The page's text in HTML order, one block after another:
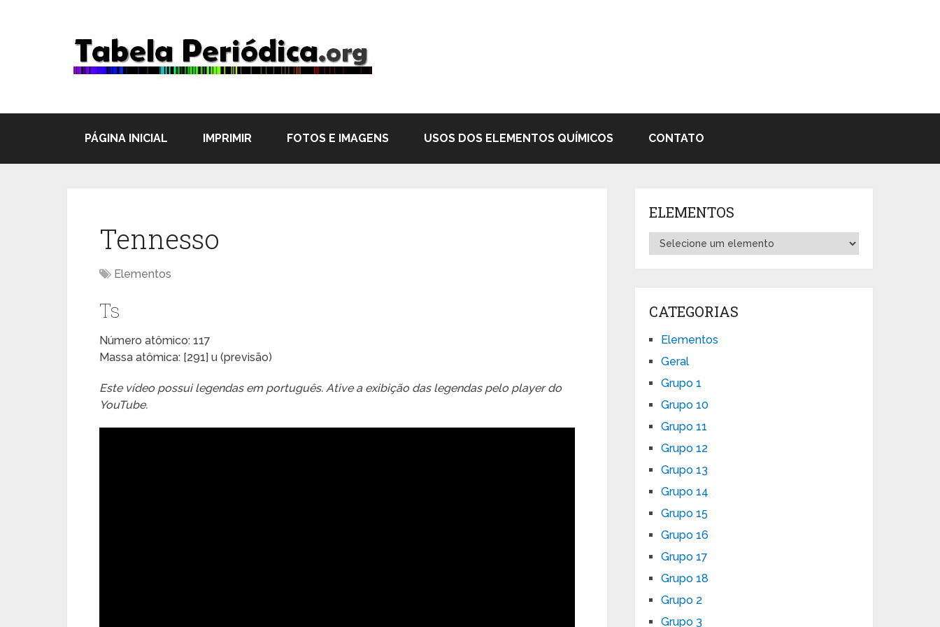
PÁGINA INICIAL IMPRIMIR FOTOS E IMAGENS USOS DOS ELEMENTOS QUÍMICOS CONTATO
Tennesso
Elementos
Ts
Número atômico: 117
Massa atômica: [291] u (previsão)
Este vídeo possui legendas em português. Ative a exibição das legendas pelo player do
YouTube.
ELEMENTOS
CATEGORIAS
Elementos
Geral
Grupo 1
Grupo 10
Grupo 11
Grupo 12
Grupo 13
Grupo 14
Grupo 15
Grupo 16
Grupo 17
Grupo 18
Grupo 2
Grupo 3